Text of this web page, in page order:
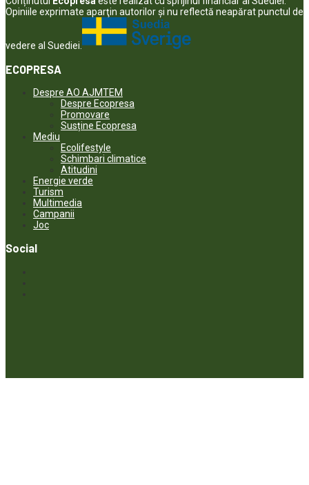
Opiniile exprimate aparţin autorilor şi nu reflectă neapărat punctul de
vedere al Suediei.
ECOPRESA
Despre AO AJMTEM
Despre Ecopresa
Promovare
Susține Ecopresa
Mediu
Ecolifestyle
Schimbari climatice
Atitudini
Energie verde
Turism
Multimedia
Campanii
Joc
Social